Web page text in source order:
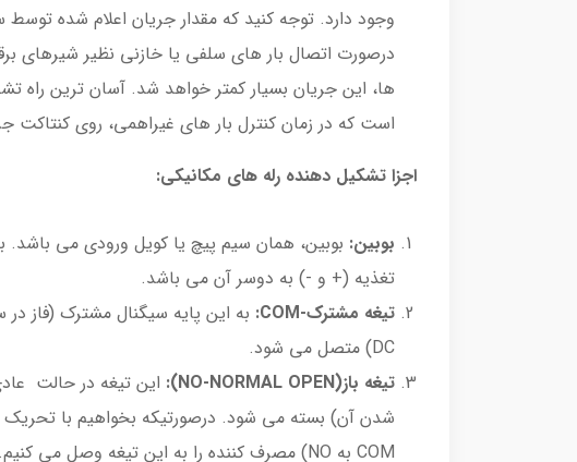
وجود دارد. توجه کنید که مقدار جریان اعلام شده توسط
ها، این جریان بسیار کمتر خواهد شد. آسان ترین راه
است که در زمان کنترل بار های غیراهمی، روی کنتاکت
اجزا تشکیل دهنده رله های مکانیکی:
بوبین: بوبین، همان سیم پیچ یا کویل ورودی می باشد.
تغذیه (+ و -) به دوسر آن می باشد.
تیغه مشترک-COM:
به این پایه سیگنال مشترک (فاز
DC) متصل می شود.
تیغه باز(NO-NORMAL OPEN):
این تیغه در حالت
شدن آن) بسته می شود. درصورتیکه بخواهیم با
COM به NO) مصرف کننده را به این تیغه وصل می کنیم.